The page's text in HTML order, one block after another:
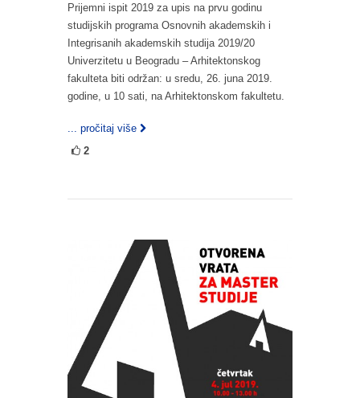
Prijemni ispit 2019 za upis na prvu godinu
studijskih programa Osnovnih akademskih i
Integrisanih akademskih studija 2019/20
Univerzitetu u Beogradu – Arhitektonskog
fakulteta biti održan: u sredu, 26. juna 2019.
godine, u 10 sati, na Arhitektonskom fakultetu.
... pročitaj više
2